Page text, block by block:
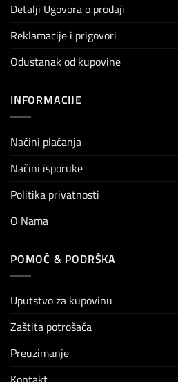
Detalji Ugovora o prodaji
Reklamacije i prigovori
Odustanak od kupovine
INFORMACIJE
Načini plaćanja
Načini isporuke
Politika privatnosti
O Nama
POMOĆ & PODRŠKA
Uputstvo za kupovinu
Zaštita potrošača
Preuzimanje